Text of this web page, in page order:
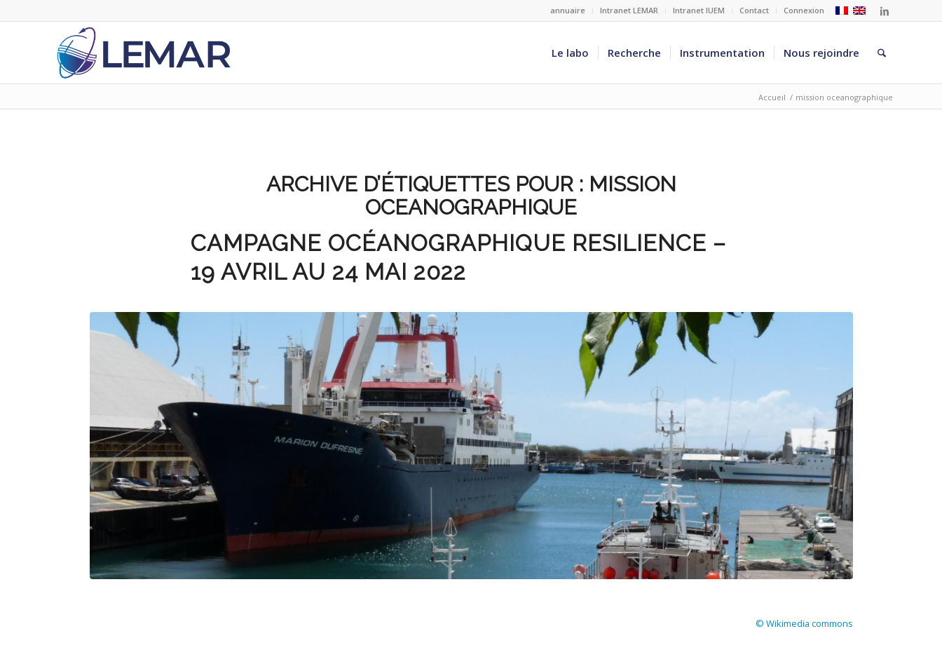
annuaire Intranet LEMAR Intranet IUEM Contact Connexion
Le labo Recherche Instrumentation Nous rejoindre
Accueil / mission oceanographique
ARCHIVE D’ÉTIQUETTES POUR : MISSION
OCEANOGRAPHIQUE
CAMPAGNE OCÉANOGRAPHIQUE RESILIENCE –
19 AVRIL AU 24 MAI 2022
© Wikimedia commons